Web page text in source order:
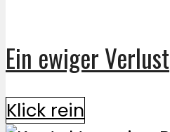
Ein ewiger Verlust
Klick rein